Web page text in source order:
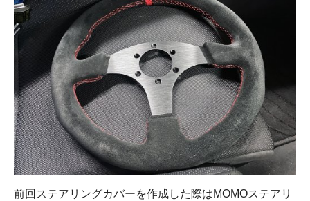
前回ステアリングカバーを作成した際はMOMOステアリ